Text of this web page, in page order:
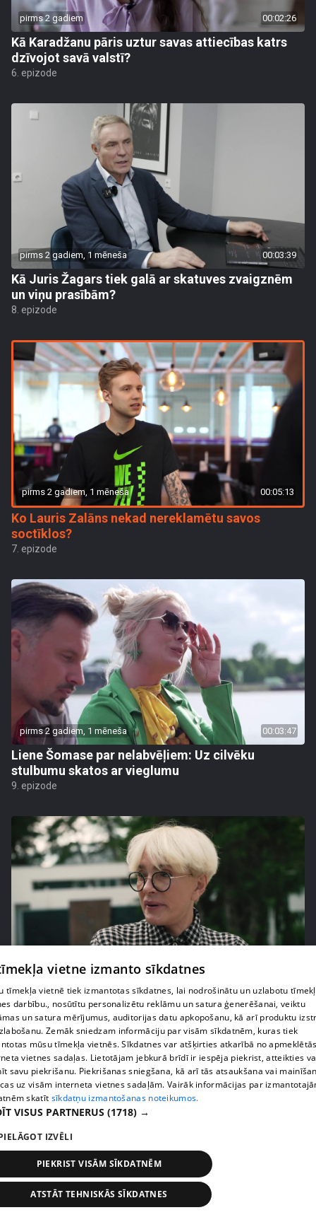
pirms 2 gadiem 00:02:26
Kā Karadžanu pāris uztur savas attiecības katrs
dzīvojot savā valstī?
6. epizode
pirms 2 gadiem, 1 mēneša 00:03:39
Kā Juris Žagars tiek galā ar skatuves zvaigznēm
un viņu prasībām?
8. epizode
pirms 2 gadiem, 1 mēneša 00:05:13
Ko Lauris Zalāns nekad nereklamētu savos
soctīklos?
7. epizode
pirms 2 gadiem, 1 mēneša 00:03:47
Liene Šomase par nelabvēļiem: Uz cilvēku
stulbumu skatos ar vieglumu
9. epizode
pirms 2 gadiem, 1 mēneša
Cik izmaksājusi Laimas Vaikules dārgākā tikšanās
restorānā?
1. epizode
vietne izmanto sīkdatnes
tīmekļa vietnē tiek izmantotas sīkdatnes, lai nodrošinātu un uzlabotu
darbību., nosūtītu personalizētu reklāmu un satura ģenerēšanai, veiktu
un satura mērījumus, auditorijas datu apkopošanu, kā arī produktu
Zemāk sniedzam informāciju par visām sīkdatnēm, kuras tiek
mūsu tīmekļa vietnēs. Sīkdatnes var atšķirties atkarībā no
vietnes sadaļas. Lietotājam jebkurā brīdī ir iespēja piekrist, atteikties
savu piekrišanu. Piekrišanas sniegšana, kā arī tās atsaukšana vai
uz visām interneta vietnes sadaļām. Vairāk informācijas par
skatīt sīkdatņu izmantošanas noteikumos.
VISUS PARTNERUS (1718) →
IZVĒLI
PIEKRIST VISĀM SĪKDATNĒM
ATSTĀT TEHNISKĀS SĪKDATNES